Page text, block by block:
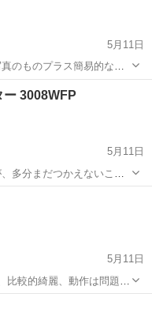
5月11日
のものプラス簡易的なネ
何度か焼いたので使えま
ますよ。
ー 3008WFP
5月11日
多分まだつかえないこと
クな説明がでてきます。
5月11日
較的綺麗、動作は問題あ
した。もう使わないの